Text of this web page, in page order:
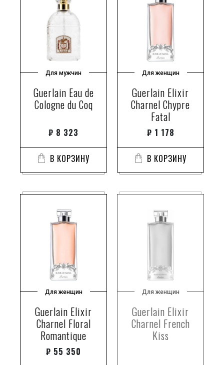
Для мужчин
Guerlain Eau de
Cologne du Coq
₽ 8 323
В КОРЗИНУ
Для женщин
Guerlain Elixir
Charnel Chypre
Fatal
₽ 1 178
В КОРЗИНУ
Для женщин
Guerlain Elixir
Charnel Floral
Romantique
₽ 55 350
Для женщин
Guerlain Elixir
Charnel French
Kiss